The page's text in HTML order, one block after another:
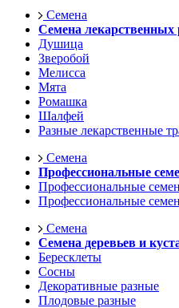
Семена
Семена лекарственных
Душица
Зверобой
Мелисса
Мята
Ромашка
Шалфей
Разные лекарственные
Семена
Профессиональные
Профессиональные
Профессиональные
Семена
Семена деревьев и
Бересклеты
Сосны
Декоративные разные
Плодовые разные